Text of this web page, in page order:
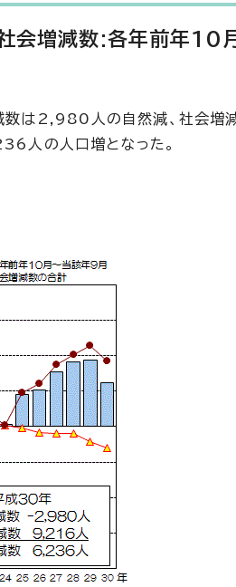
会増減数:各年前年10
数は2,980人の自然減、社会増
人の人口増となった。